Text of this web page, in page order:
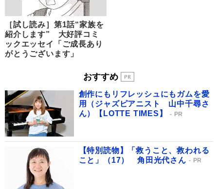
［試し読み］第1話“家族を
紹介します” 大好評コミ
ックエッセイ「ご成長あり
がとうございます」
おすすめ
創作にもリフレッシュにもガムを愛
用（ジャズピアニスト 山中千尋さ
ん）【LOTTE TIMES】
PR
【特別読物】「救うこと、救われる
こと」（17） 角田光代さん
PR